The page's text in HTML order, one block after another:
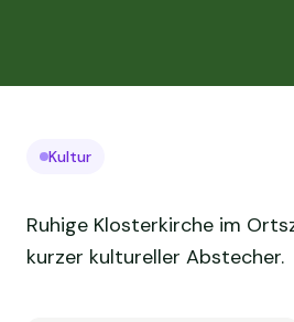
Kultur
Ruhige Klosterkirche im
kurzer kultureller Abstecher.